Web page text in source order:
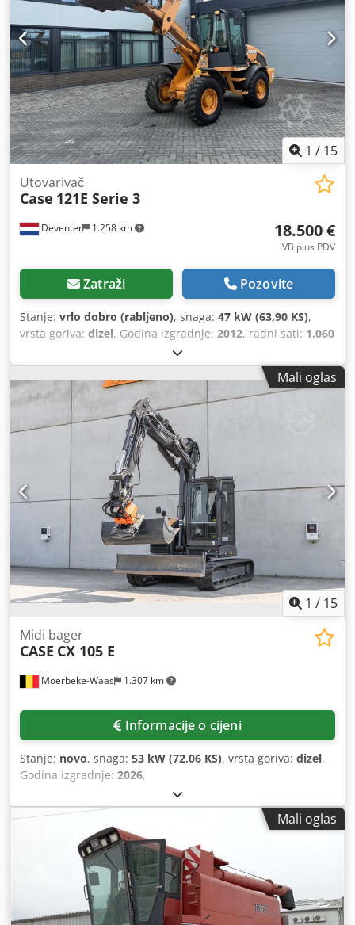
1 / 15
Deventer 1.258 km
Utovarivač
Case 121E Serie 3
18.500 €
VB plus PDV
Zatraži Pozovite
Stanje: vrlo dobro (rabljeno), snaga: 47 kW (63,90 KS),
vrsta goriva: dizel, Godina izgradnje: 2012, radni sati: 1.060
Mali oglas
1 / 15
Moerbeke-Waas 1.307 km
Midi bager
CASE CX 105 E
Informacije o cijeni
Stanje: novo, snaga: 53 kW (72,06 KS), vrsta goriva: dizel,
Godina izgradnje: 2026,
Mali oglas